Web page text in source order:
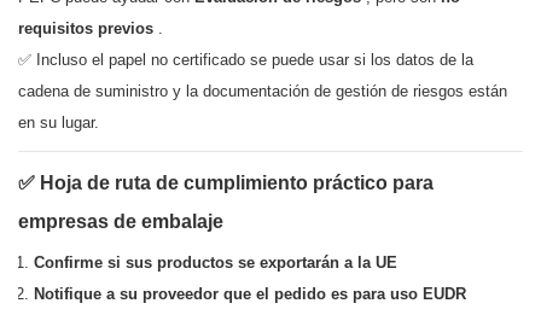
requisitos previos .
✅ Incluso el papel no certificado se puede usar si los datos de la
cadena de suministro y la documentación de gestión de riesgos están
en su lugar.
✅ Hoja de ruta de cumplimiento práctico para
empresas de embalaje
Confirme si sus productos se exportarán a la UE
Notifique a su proveedor que el pedido es para uso EUDR